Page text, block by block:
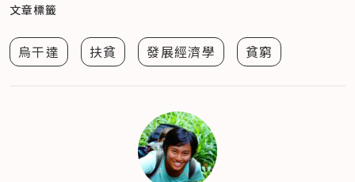
文章標籤
烏干達 扶貧 發展經濟學 貧窮